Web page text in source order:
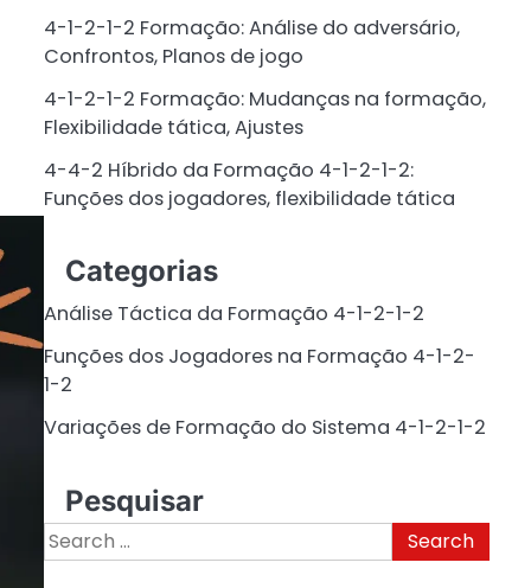
4-1-2-1-2 Formação: Análise do adversário,
Confrontos, Planos de jogo
4-1-2-1-2 Formação: Mudanças na formação,
Flexibilidade tática, Ajustes
4-4-2 Híbrido da Formação 4-1-2-1-2:
Funções dos jogadores, flexibilidade tática
Categorias
Análise Táctica da Formação 4-1-2-1-2
Funções dos Jogadores na Formação 4-1-2-
1-2
Variações de Formação do Sistema 4-1-2-1-2
Pesquisar
Search
for: